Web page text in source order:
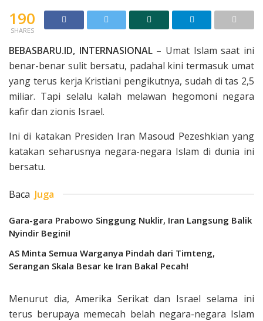
190
SHARES
BEBASBARU.ID, INTERNASIONAL– Umat Islam saat ini
benar-benar sulit bersatu, padahal kini termasuk umat
yang terus kerja Kristiani pengikutnya, sudah di tas 2,5
miliar. Tapi selalu kalah melawan hegomoni negara
kafir dan zionis Israel.
Ini di katakan Presiden Iran Masoud Pezeshkian yang
katakan seharusnya negara-negara Islam di dunia ini
bersatu.
Baca Juga
Gara-gara Prabowo Singgung Nuklir, Iran Langsung Balik
Nyindir Begini!
AS Minta Semua Warganya Pindah dari Timteng,
Serangan Skala Besar ke Iran Bakal Pecah!
Menurut dia, Amerika Serikat dan Israel selama ini
terus berupaya memecah belah negara-negara Islam